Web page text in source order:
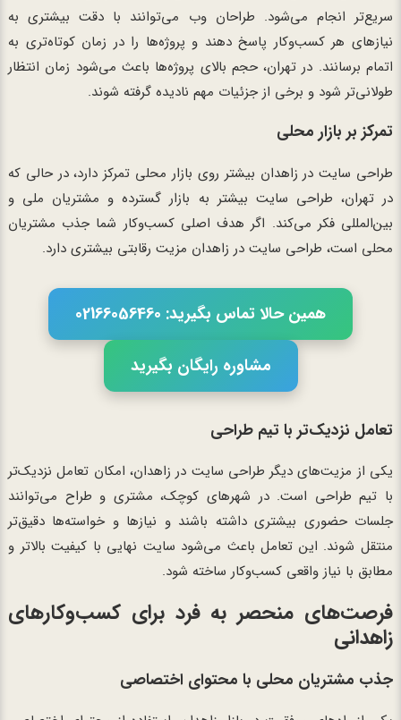
سریع‌تر انجام می‌شود. طراحان وب می‌توانند با دقت بیشتری به
نیازهای هر کسب‌وکار پاسخ دهند و پروژه‌ها را در زمان کوتاه‌تری به
اتمام برسانند. در تهران، حجم بالای پروژه‌ها باعث می‌شود زمان انتظار
طولانی‌تر شود و برخی از جزئیات مهم نادیده گرفته شوند.
تمرکز بر بازار محلی
طراحی سایت در زاهدان بیشتر روی بازار محلی تمرکز دارد، در حالی که
در تهران، طراحی سایت بیشتر به بازار گسترده و مشتریان ملی و
بین‌المللی فکر می‌کند. اگر هدف اصلی کسب‌وکار شما جذب مشتریان
محلی است، طراحی سایت در زاهدان مزیت رقابتی بیشتری دارد.
همین حالا تماس بگیرید: 02166056460
مشاوره رایگان بگیرید
تعامل نزدیک‌تر با تیم طراحی
یکی از مزیت‌های دیگر طراحی سایت در زاهدان، امکان تعامل نزدیک‌تر
با تیم طراحی است. در شهرهای کوچک، مشتری و طراح می‌توانند
جلسات حضوری بیشتری داشته باشند و نیازها و خواسته‌ها دقیق‌تر
منتقل شوند. این تعامل باعث می‌شود سایت نهایی با کیفیت بالاتر و
مطابق با نیاز واقعی کسب‌وکار ساخته شود.
فرصت‌های منحصر به فرد برای کسب‌وکارهای
زاهدانی
جذب مشتریان محلی با محتوای اختصاصی